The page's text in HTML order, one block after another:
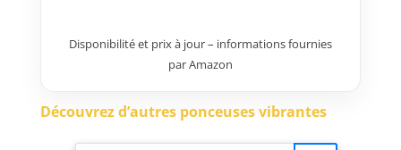
vellón de poliéster
extraduradero Avec un
supérieur : le système de
régulation électronique MMC
transfère la puissance de 250 W
Disponibilité et prix à jour – informations fournies
par Amazon
Découvrez d’autres ponceuses vibrantes